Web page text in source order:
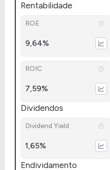
Rentabilidade
ROE
9,64%
ROIC
7,59%
Dividendos
Dividend Yield
1,65%
Endividamento